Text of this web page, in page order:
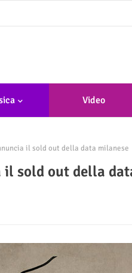
Video
il sold out della data milanese
sold out della